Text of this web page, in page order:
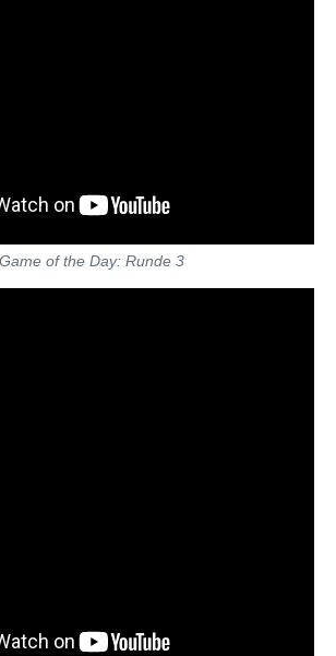
Game of the Day: Runde 3